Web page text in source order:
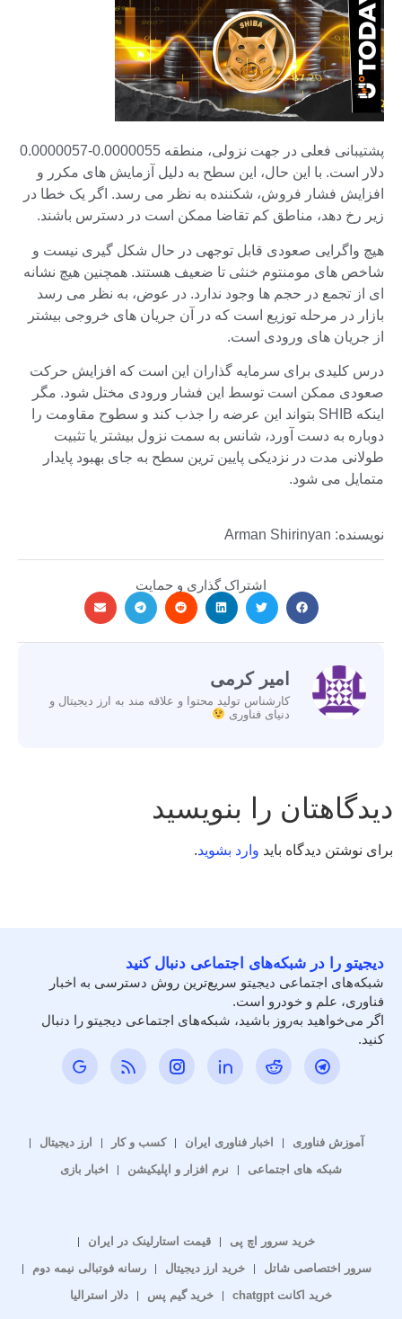
پشتیبانی فعلی در جهت نزولی، منطقه 0.0000055-0.0000057
دلار است. با این حال، این سطح به دلیل آزمایش های مکرر و
افزایش فشار فروش، شکننده به نظر می رسد. اگر یک خطا در
زیر رخ دهد، مناطق کم تقاضا ممکن است در دسترس باشند.
هیچ واگرایی صعودی قابل توجهی در حال شکل گیری نیست و
شاخص های مومنتوم خنثی تا ضعیف هستند. همچنین هیچ نشانه
ای از تجمع در حجم ها وجود ندارد. در عوض، به نظر می رسد
بازار در مرحله توزیع است که در آن جریان های خروجی بیشتر
از جریان های ورودی است.
درس کلیدی برای سرمایه گذاران این است که افزایش حرکت
صعودی ممکن است توسط این فشار ورودی مختل شود. مگر
اینکه SHIB بتواند این عرضه را جذب کند و سطوح مقاومت را
دوباره به دست آورد، شانس به سمت نزول بیشتر یا تثبیت
طولانی مدت در نزدیکی پایین ترین سطح به جای بهبود پایدار
متمایل می شود.
نویسنده: Arman Shirinyan
اشتراک گذاری و حمایت
امیر کرمی
کارشناس تولید محتوا و علاقه مند به ارز دیجیتال و
دنیای فناوری
دیدگاهتان را بنویسید
برای نوشتن دیدگاه باید وارد بشوید.
دیجیتو را در شبکه‌های اجتماعی دنبال کنید
شبکه‌های اجتماعی دیجیتو سریع‌ترین روش دسترسی به اخبار
فناوری، علم و خودرو است.
اگر می‌خواهید به‌روز باشید، شبکه‌های اجتماعی دیجیتو را دنبال
کنید.
آموزش فناوری اخبار فناوری ایران کسب و کار
ارز دیجیتال
شبکه های اجتماعی
نرم افزار و اپلیکیشن اخبار بازی
خرید سرور اچ پی
قیمت استارلینک در ایران
سرور اختصاصی شاتل
خرید ارز دیجیتال
رسانه فوتبالی نیمه دوم
خرید اکانت chatgpt
خرید گیم پس دلار استرالیا